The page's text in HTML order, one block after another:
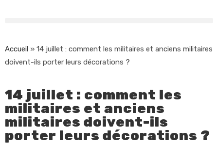
Accueil » 14 juillet : comment les militaires et anciens militaires
doivent-ils porter leurs décorations ?
14 juillet : comment les
militaires et anciens
militaires doivent-ils
porter leurs décorations ?